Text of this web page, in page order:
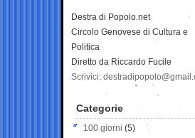
Destra di Popolo.net
Circolo Genovese di Cultura e
Politica
Diretto da Riccardo Fucile
Scrivici:
Categorie
100 giorni (5)